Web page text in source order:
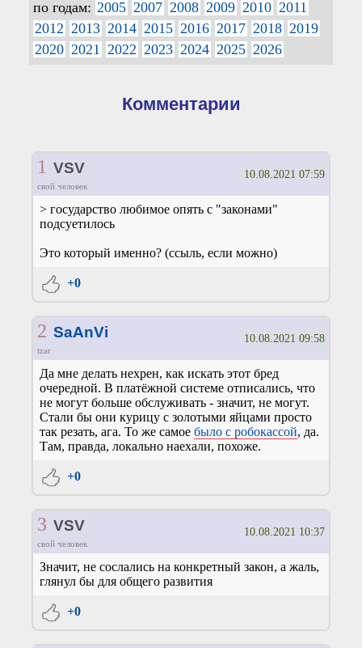
по годам: 2005 2007 2008 2009 2010 2011
2012 2013 2014 2015 2016 2017 2018 2019
2020 2021 2022 2023 2024 2025 2026
Комментарии
1 VSV
свой человек
10.08.2021 07:59
> государство любимое опять с "законами"
подсуетилось
Это который именно? (ссыль, если можно)
+0
2 SaAnVi
tzar
10.08.2021 09:58
Да мне делать нехрен, как искать этот бред
очередной. В платёжной системе отписались, что
не могут больше обслуживать - значит, не могут.
Стали бы они курицу с золотыми яйцами просто
так резать, ага. То же самое было с робокассой, да.
Там, правда, локально наехали, похоже.
+0
3 VSV
свой человек
10.08.2021 10:37
Значит, не сослались на конкретный закон, а жаль,
глянул бы для общего развития
+0